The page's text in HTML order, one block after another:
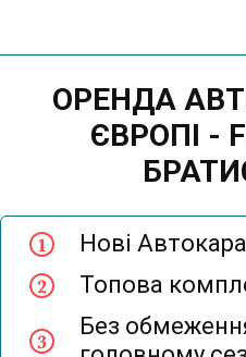
ОРЕНДА
ЄВРОПІ -
Нові
Топова
Без